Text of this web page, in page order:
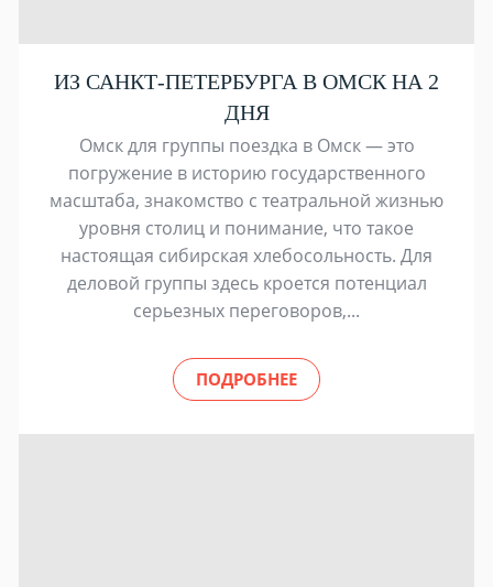
ИЗ САНКТ-ПЕТЕРБУРГА В ОМСК НА 2
ДНЯ
Омск для группы поездка в Омск — это
погружение в историю государственного
масштаба, знакомство с театральной жизнью
уровня столиц и понимание, что такое
настоящая сибирская хлебосольность. Для
деловой группы здесь кроется потенциал
серьезных переговоров,...
ПОДРОБНЕЕ